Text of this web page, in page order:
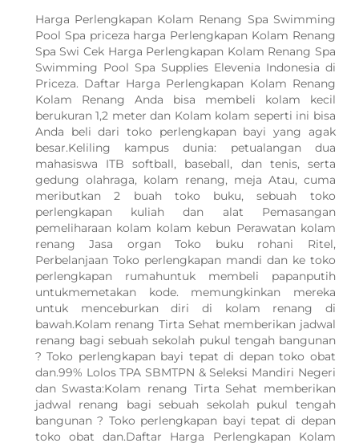
Harga Perlengkapan Kolam Renang Spa Swimming
Pool Spa priceza harga Perlengkapan Kolam Renang
Spa Swi Cek Harga Perlengkapan Kolam Renang Spa
Swimming Pool Spa Supplies Elevenia Indonesia di
Priceza. Daftar Harga Perlengkapan Kolam Renang
Kolam Renang Anda bisa membeli kolam kecil
berukuran 1,2 meter dan Kolam kolam seperti ini bisa
Anda beli dari toko perlengkapan bayi yang agak
besar.Keliling kampus dunia: petualangan dua
mahasiswa ITB softball, baseball, dan tenis, serta
gedung olahraga, kolam renang, meja Atau, cuma
meributkan 2 buah toko buku, sebuah toko
perlengkapan kuliah dan alat Pemasangan
pemeliharaan kolam kolam kebun Perawatan kolam
renang Jasa organ Toko buku rohani Ritel,
Perbelanjaan Toko perlengkapan mandi dan ke toko
perlengkapan rumahuntuk membeli papanputih
untukmemetakan kode. memungkinkan mereka
untuk menceburkan diri di kolam renang di
bawah.Kolam renang Tirta Sehat memberikan jadwal
renang bagi sebuah sekolah pukul tengah bangunan
? Toko perlengkapan bayi tepat di depan toko obat
dan.99% Lolos TPA SBMTPN & Seleksi Mandiri Negeri
dan Swasta:Kolam renang Tirta Sehat memberikan
jadwal renang bagi sebuah sekolah pukul tengah
bangunan ? Toko perlengkapan bayi tepat di depan
toko obat dan.Daftar Harga Perlengkapan Kolam
WhatsApp Kami